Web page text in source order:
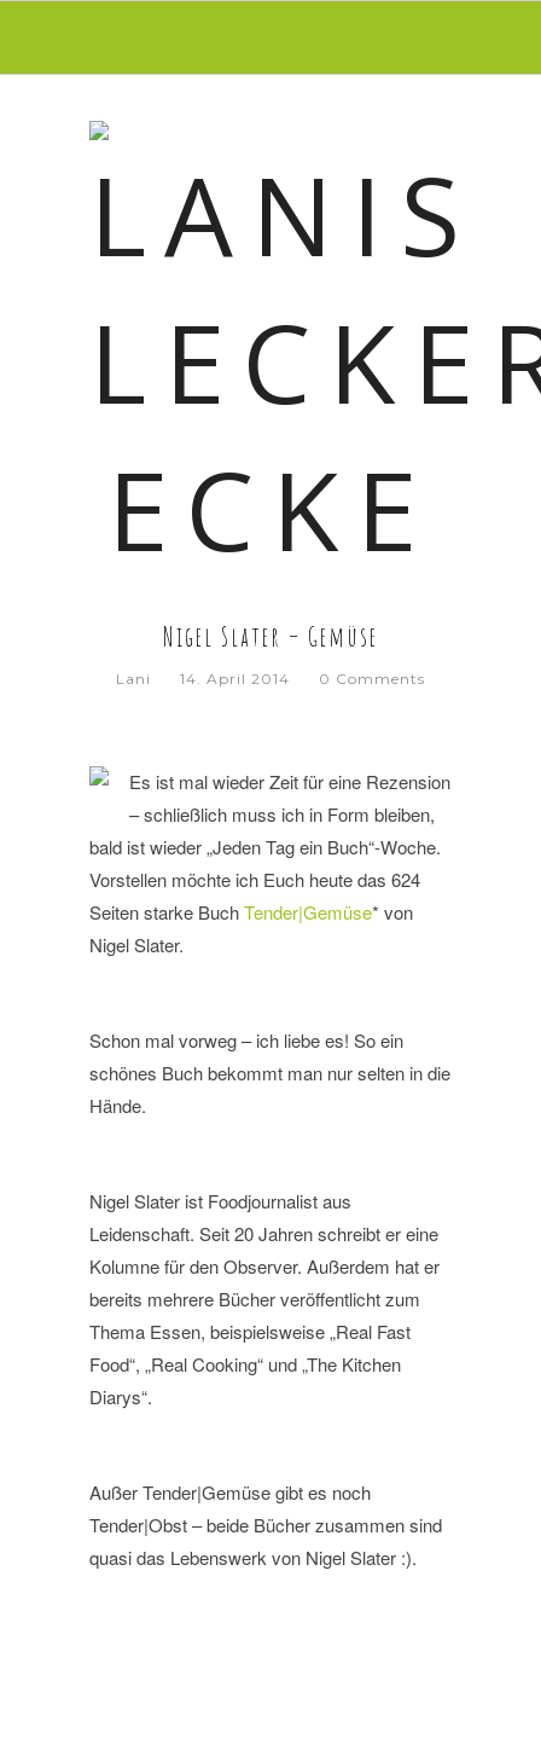
Nigel Slater – Gemüse
Lani 14. April 2014 0 Comments
Es ist mal wieder Zeit für eine Rezension
– schließlich muss ich in Form bleiben,
bald ist wieder „Jeden Tag ein Buch“-Woche.
Vorstellen möchte ich Euch heute das 624
Seiten starke BuchTender|Gemüse* von
Nigel Slater.
Schon mal vorweg – ich liebe es! So ein
schönes Buch bekommt man nur selten in die
Hände.
Nigel Slater ist Foodjournalist aus
Leidenschaft. Seit 20 Jahren schreibt er eine
Kolumne für den Observer. Außerdem hat er
bereits mehrere Bücher veröffentlicht zum
Thema Essen, beispielsweise „Real Fast
Food“, „Real Cooking“ und „The Kitchen
Diarys“.
Außer Tender|Gemüse gibt es noch
Tender|Obst – beide Bücher zusammen sind
quasi das Lebenswerk von Nigel Slater :).